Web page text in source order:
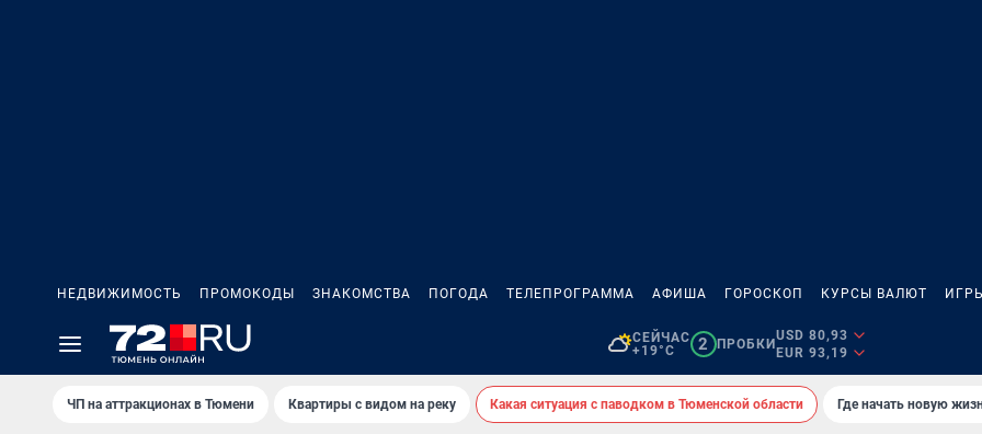
НЕДВИЖИМОСТЬ ПРОМОКОДЫ ЗНАКОМСТВА ПОГОДА ТЕЛЕПРОГРАММА АФИША ГОРОСКОП КУРСЫ ВАЛЮТ
СЕЙЧАС
+19°C
2 ПРОБКИ
USD 80,93
EUR 93,19
ЧП на аттракционах в Тюмени Квартиры с видом на реку Какая ситуация с паводком в Тюменской области Где начать новую